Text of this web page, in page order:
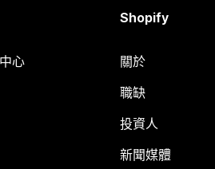
心
Shopify
關於
職缺
投資人
新聞媒體